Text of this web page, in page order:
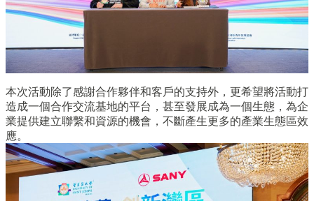
本次活動除了感謝合作夥伴和客戶的支持外，更希望將活動打
造成一個合作交流基地的平台，甚至發展成為一個生態，為企
業提供建立聯繫和資源的機會，不斷產生更多的產業生態區效
應。